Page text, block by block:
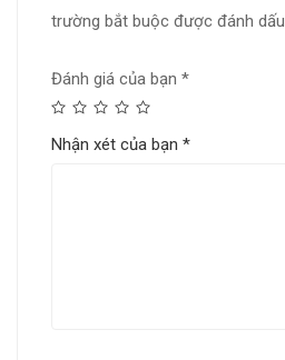
trường bắt buộc được đánh dấu
Đánh giá của bạn *
Nhận xét của bạn *